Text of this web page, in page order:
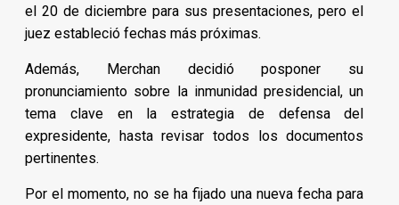
el 20 de diciembre para sus presentaciones, pero el
juez estableció fechas más próximas.
Además, Merchan decidió posponer su
pronunciamiento sobre la inmunidad presidencial, un
tema clave en la estrategia de defensa del
expresidente, hasta revisar todos los documentos
pertinentes.
Por el momento, no se ha fijado una nueva fecha para